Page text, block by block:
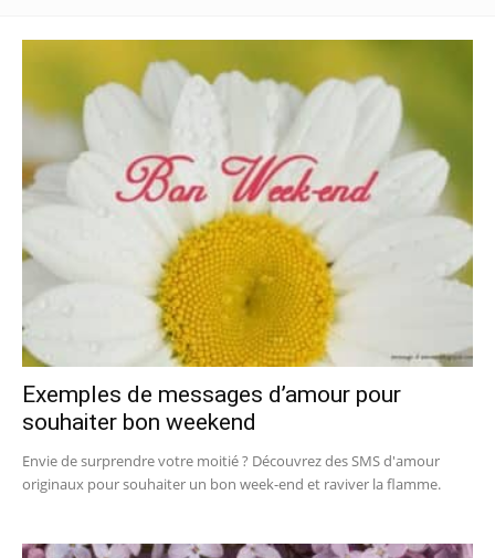
Exemples de messages d’amour pour
souhaiter bon weekend
Envie de surprendre votre moitié ? Découvrez des SMS d'amour
originaux pour souhaiter un bon week-end et raviver la flamme.